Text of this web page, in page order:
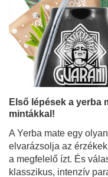
Első lépések a yerba
mintákkal!
A Yerba mate egy
elvarázsolja az
a megfelelő ízt. És
klasszikus, intenzív
teli gyógynövényes és
hogyan tudod mindezt
a mate útját? A
praktikus 50 g-os
a különböző yerba
kedvenc változatának